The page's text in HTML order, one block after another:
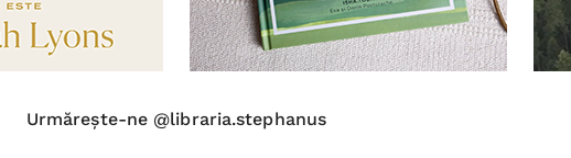
Urmărește-ne @libraria.stephanus